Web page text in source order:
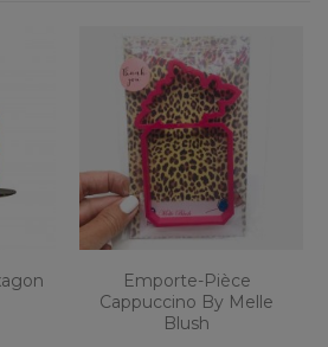
Emporte-Pièce
Cappuccino By Melle
Blush